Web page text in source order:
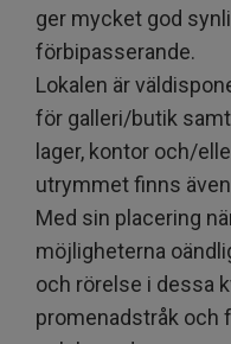
ger mycket god
förbipasserande.
Lokalen är
för galleri/butik
lager, kontor och/
utrymmet finns
Med sin placering
möjligheterna
och rörelse i dessa
promenadstråk och